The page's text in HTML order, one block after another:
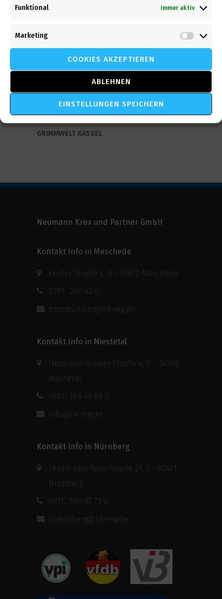
Funktional Immer aktiv
Marketing
COOKIES AKZEPTIEREN
ABLEHNEN
EINSTELLUNGEN SPEICHERN
GRIMMWELT KASSEL
Neumann Krex und Partner GmbH
Kontakt Info in Meschede
Enster Straße 5, D – 59872 Meschede
0291 . 200 42 0
brandschutz@nk-ing.de
Kontakt Info in Niestetal
Hermann-Scheer-Straße 4, D – 34266
Niestetal
0561 . 766 45 88 0
info@nk-ing.de
Kontakt Info in Nürnberg
Thurn-und-Taxis-Straße 31, D - 90411
Nürnberg
0911 . 580 87 73 0
nuernberg@nk-ing.de